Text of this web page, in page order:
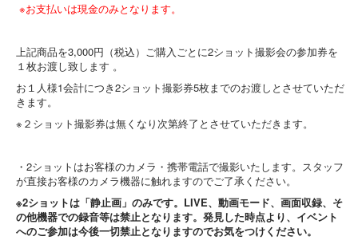
※お支払いは現金のみとなります。
上記商品を3,000円（税込）ご購入ごとに2ショット撮影会の参加券を
１枚お渡し致します 。
お１人様1会計につき2ショット撮影券5枚までのお渡しとさせていただ
きます。
※２ショット撮影券は無くなり次第終了とさせていただきます。
・2ショットはお客様のカメラ・携帯電話で撮影いたします。スタッフ
が直接お客様のカメラ機器に触れますのでご了承ください。
※2ショットは「静止画」のみです。LIVE、動画モード、画面収録、そ
の他機器での録音等は禁止となります。発見した時点より、イベント
へのご参加は今後一切禁止となりますのでお気をつけください。